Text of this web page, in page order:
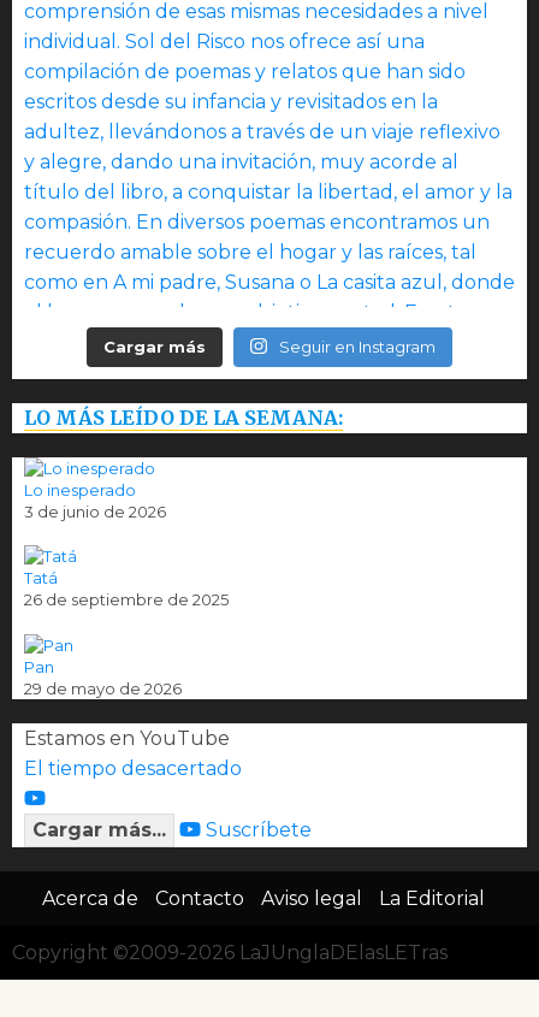
Cargar más Seguir en Instagram
LO MÁS LEÍDO DE LA SEMANA:
Lo inesperado
3 de junio de 2026
Tatá
26 de septiembre de 2025
Pan
29 de mayo de 2026
Estamos en YouTube
El tiempo desacertado
Cargar más... Suscríbete
Acerca de Contacto Aviso legal La Editorial
Copyright ©2009-2026 LaJUnglaDElasLETras